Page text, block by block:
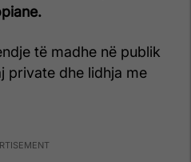
të madhe në publik
private dhe lidhja me